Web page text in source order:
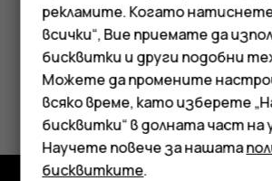
Смартфони
Мобилни
Аксесоари
Таблети
Полезен ли беше този
Да Не
рекламите. Когато
всички“, Вие приемате да
бисквитки и други подобни
Можете да промените
всяко време, като изберете
бисквитки“ в долната част на
Научете повече за нашата
бисквитките.